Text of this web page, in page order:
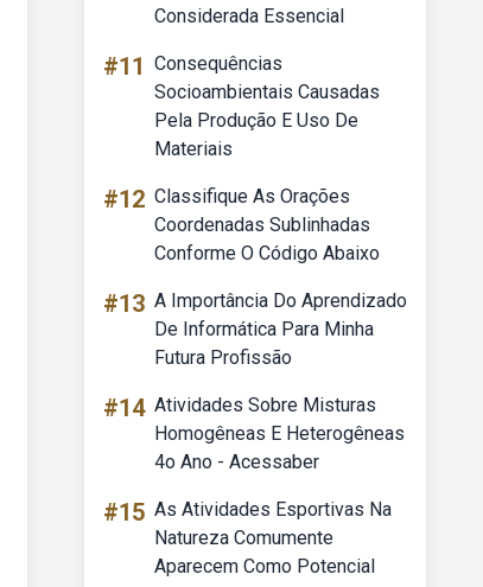
Considerada Essencial
#11 Consequências
Socioambientais Causadas
Pela Produção E Uso De
Materiais
#12 Classifique As Orações
Coordenadas Sublinhadas
Conforme O Código Abaixo
#13 A Importância Do Aprendizado
De Informática Para Minha
Futura Profissão
#14 Atividades Sobre Misturas
Homogêneas E Heterogêneas
4o Ano - Acessaber
#15 As Atividades Esportivas Na
Natureza Comumente
Aparecem Como Potencial